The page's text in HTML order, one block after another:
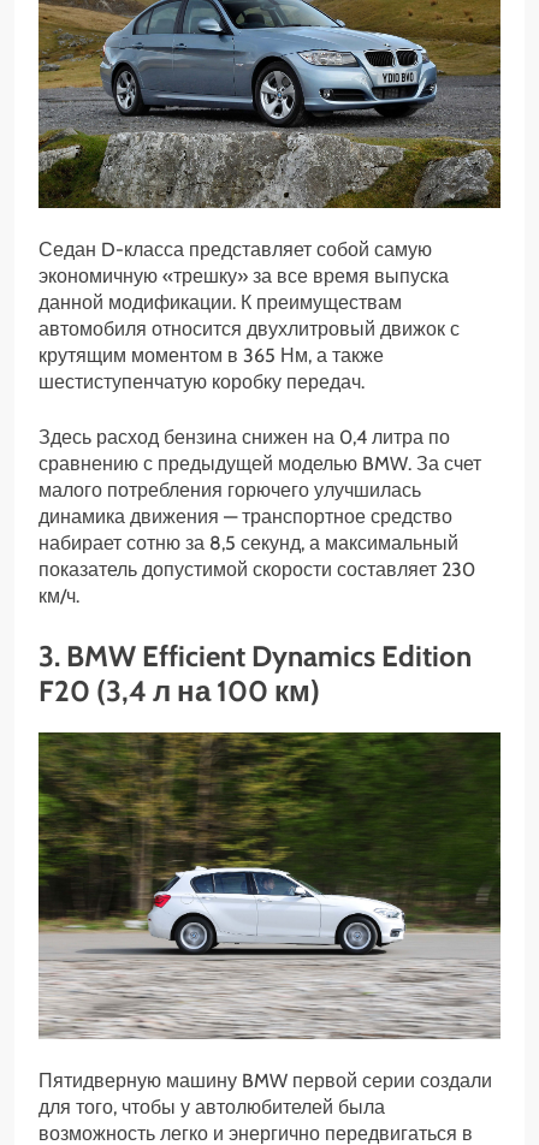
Седан D-класса представляет собой самую
экономичную «трешку» за все время выпуска
данной модификации. К преимуществам
автомобиля относится двухлитровый движок с
крутящим моментом в 365 Нм, а также
шестиступенчатую коробку передач.
Здесь расход бензина снижен на 0,4 литра по
сравнению с предыдущей моделью BMW. За счет
малого потребления горючего улучшилась
динамика движения — транспортное средство
набирает сотню за 8,5 секунд, а максимальный
показатель допустимой скорости составляет 230
км/ч.
3. BMW Efficient Dynamics Edition
F20 (3,4 л на 100 км)
Пятидверную машину BMW первой серии создали
для того, чтобы у автолюбителей была
возможность легко и энергично передвигаться в